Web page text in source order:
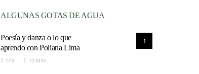
ALGUNAS GOTAS DE AGUA
1
Poesía y danza o lo que
aprendo con Poliana Lima
178 10 MIN